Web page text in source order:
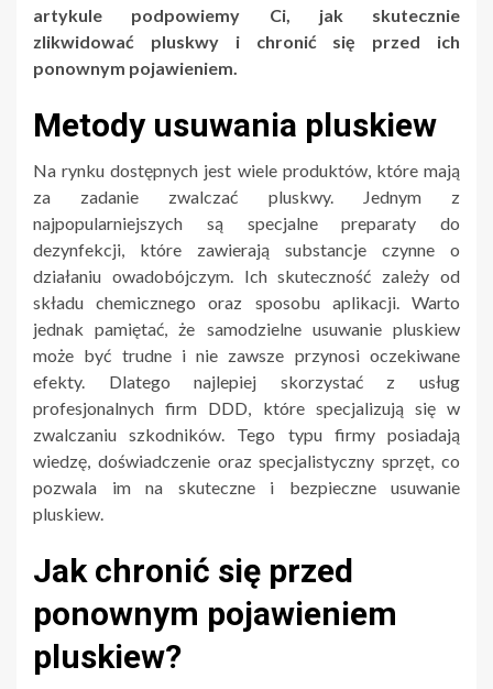
artykule podpowiemy Ci, jak skutecznie
zlikwidować pluskwy i chronić się przed ich
ponownym pojawieniem.
Metody usuwania pluskiew
Na rynku dostępnych jest wiele produktów, które mają
za zadanie zwalczać pluskwy. Jednym z
najpopularniejszych są specjalne preparaty do
dezynfekcji, które zawierają substancje czynne o
działaniu owadobójczym. Ich skuteczność zależy od
składu chemicznego oraz sposobu aplikacji. Warto
jednak pamiętać, że samodzielne usuwanie pluskiew
może być trudne i nie zawsze przynosi oczekiwane
efekty. Dlatego najlepiej skorzystać z usług
profesjonalnych firm DDD, które specjalizują się w
zwalczaniu szkodników. Tego typu firmy posiadają
wiedzę, doświadczenie oraz specjalistyczny sprzęt, co
pozwala im na skuteczne i bezpieczne usuwanie
pluskiew.
Jak chronić się przed
ponownym pojawieniem
pluskiew?